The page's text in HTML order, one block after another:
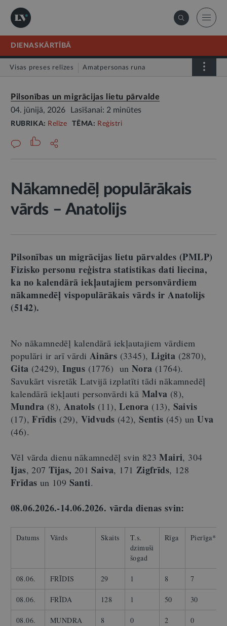
DIENASKĀRTĪBĀ
Visas preses relīzes Amatpersonas runa
Pilsonības un migrācijas lietu pārvalde
04. jūnijā, 2026
Lasīšanai: 2 minūtes
RUBRIKA: Relīze TĒMA: Reģistri
Nākamnedēļ populārākais
vārds – Anatolijs
Pilsonības un migrācijas lietu pārvaldes (PMLP)
Fizisko personu reģistra statistikas dati liecina,
ka no kalendārā iekļautajiem personvārdiem
nākamnedēļ vispopulārākais vārds ir Anatolijs
(5142).
No nākamnedēļ kalendārā iekļautajiem vārdiem
populāri ir arī vārdi Ainārs (3345), Ligita (2870),
Gita (2429),Ingus (1776) unNora (1764).
Savukārt visretāk Latvijā izplatīti tādi nākamnedēļ
kalendārā iekļauti personvārdi kā Malva (8),
Mundra (8), Anatols (11),Lenora (13), Saivis
(17),Frīdis (29), Vidvuds (42),Sentis (45) unUva
(46).
Vēl vārda dienu nākamnedēļ svin 823Mairi, 304
Ijas, 207Tijas, 201Saiva, 171 Zigfrīds, 128
Frīdas un 109 Santi.
08.06.2026.-14.06.2026. vārda dienas svin:
Datums Vārds Skaits
T.s.
dzimuši
šogad
Rīga Pierīga*
08.06. FRĪDIS 29 1 8 7
08.06. FRĪDA 128 1 50 30
08.06. MUNDRA 8 0 2 0